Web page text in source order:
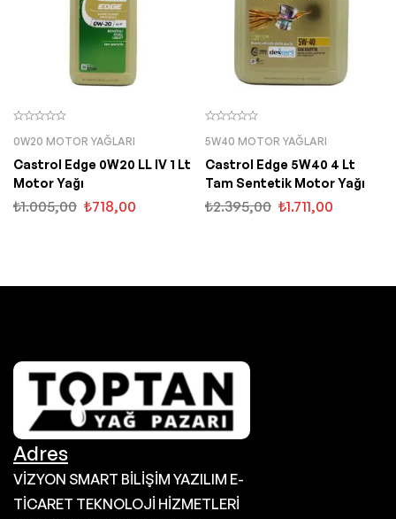
0W20 MOTOR YAĞLARI
Castrol Edge 0W20 LL IV 1 Lt
Motor Yağı
₺1.005,00 ₺718,00
5W40 MOTOR YAĞLARI
Castrol Edge 5W40 4 Lt
Tam Sentetik Motor Yağı
₺2.395,00 ₺1.711,00
Adres
VİZYON SMART BİLİŞİM YAZILIM E-
TİCARET TEKNOLOJİ HİZMETLERİ